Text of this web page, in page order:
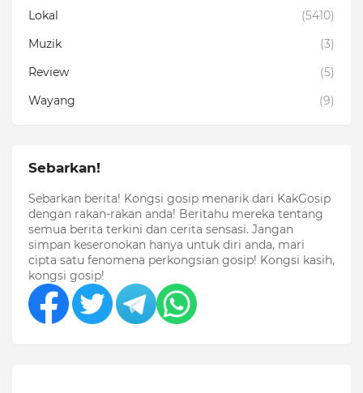
Lokal
(5410)
Muzik
(3)
Review
(5)
Wayang
(9)
Sebarkan!
Sebarkan berita! Kongsi gosip menarik dari KakGosip
dengan rakan-rakan anda! Beritahu mereka tentang
semua berita terkini dan cerita sensasi. Jangan
simpan keseronokan hanya untuk diri anda, mari
cipta satu fenomena perkongsian gosip! Kongsi kasih,
kongsi gosip!